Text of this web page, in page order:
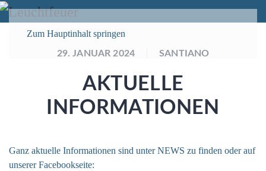
Zum Hauptinhalt springen
29. JANUAR 2024 SANTIANO
AKTUELLE
INFORMATIONEN
Ganz aktuelle Informationen sind unter NEWS zu finden oder auf
unserer Facebookseite: